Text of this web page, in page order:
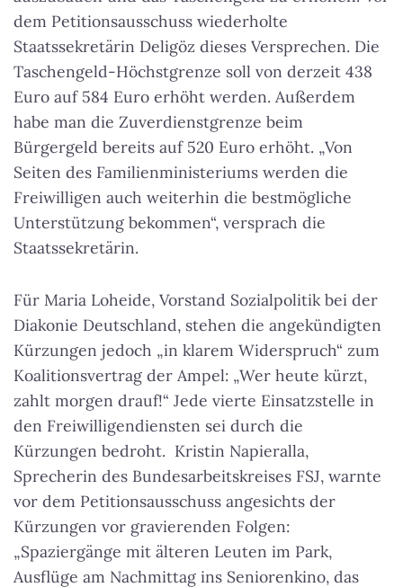
dem Petitionsausschuss wiederholte
Staatssekretärin Deligöz dieses Versprechen. Die
Taschengeld-Höchstgrenze soll von derzeit 438
Euro auf 584 Euro erhöht werden. Außerdem
habe man die Zuverdienstgrenze beim
Bürgergeld bereits auf 520 Euro erhöht. „Von
Seiten des Familienministeriums werden die
Freiwilligen auch weiterhin die bestmögliche
Unterstützung bekommen“, versprach die
Staatssekretärin.
Für Maria Loheide, Vorstand Sozialpolitik bei der
Diakonie Deutschland, stehen die angekündigten
Kürzungen jedoch „in klarem Widerspruch“ zum
Koalitionsvertrag der Ampel: „Wer heute kürzt,
zahlt morgen drauf!“ Jede vierte Einsatzstelle in
den Freiwilligendiensten sei durch die
Kürzungen bedroht. Kristin Napieralla,
Sprecherin des Bundesarbeitskreises FSJ, warnte
vor dem Petitionsausschuss angesichts der
Kürzungen vor gravierenden Folgen:
„Spaziergänge mit älteren Leuten im Park,
Ausflüge am Nachmittag ins Seniorenkino, das